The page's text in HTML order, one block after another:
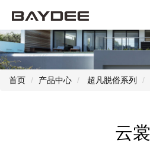
首页 产品中心 超凡脱俗系列
云裳